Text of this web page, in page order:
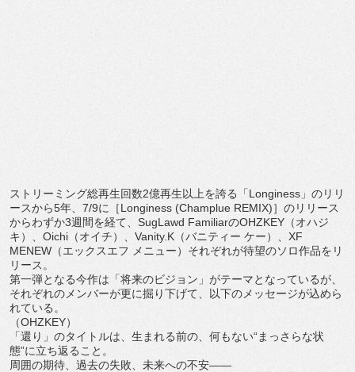
ストリーミング総再生回数2億再生以上を誇る「Longiness」のリリ
ースから5年、7/9に［Longiness (Champlue REMIX)］のリリース
からわずか3週間を経て、 SugLawd FamiliarのOHZKEY（オハジ
キ）、Oichi（オイチ）、Vanity.K（バニティー ケー）、XF
MENEW（エックスエフ メニュー）それぞれが待望のソロ作品をリ
リース。
第一弾となる今作は「将来のビジョン」がテーマとなっているが、
それぞれのメンバーが更に掘り下げて、
以下のメッセージが込めら
れている。
（OHZKEY）
「還り」のタイトルは、生まれる前の、何もない“まっさらな状
態”に立ち返ること。
周囲の期待、過去の失敗、未来への不安——